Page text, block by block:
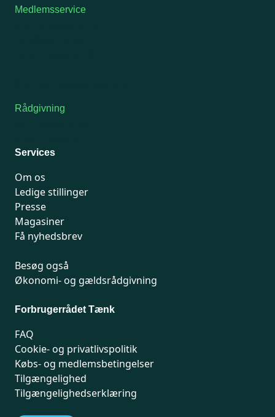
Medlemsservice
Rådgivning
Services
Om os
Ledige stillinger
Presse
Magasiner
Få nyhedsbrev
Besøg også
Økonomi- og gældsrådgivning
Forbrugerrådet Tænk
FAQ
Cookie- og privatlivspolitik
Købs- og medlemsbetingelser
Tilgængelighed
Tilgængelighedserklæring